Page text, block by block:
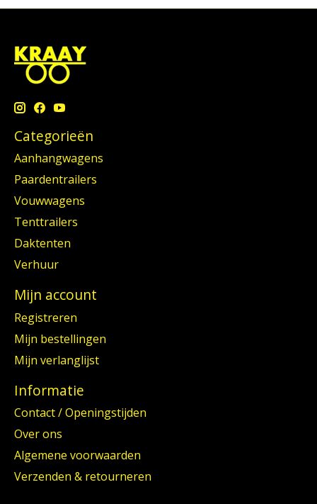
Categorieën
Aanhangwagens
Paardentrailers
Vouwwagens
Tenttrailers
Daktenten
Verhuur
Mijn account
Registreren
Mijn bestellingen
Mijn verlanglijst
Informatie
Contact / Openingstijden
Over ons
Algemene voorwaarden
Verzenden & retourneren